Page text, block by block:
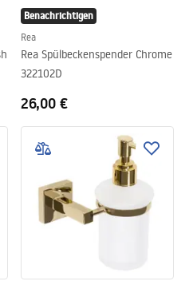
Benachrichtigen
Rea
Rea Spülbeckenspender Chrome
322102D
26,00 €